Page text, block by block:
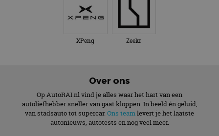
XPeng Zeekr
Over ons
Op AutoRAI.nl vind je alles waar het hart van een
autoliefhebber sneller van gaat kloppen. In beeld én geluid,
van stadsauto tot supercar. Ons teamlevert je het laatste
autonieuws, autotests en nog veel meer.